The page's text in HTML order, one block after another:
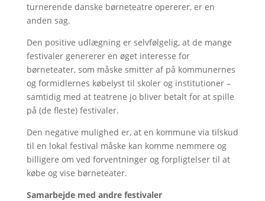
turnerende danske børneteatre opererer, er en
anden sag.
Den positive udlægning er selvfølgelig, at de mange
festivaler genererer en øget interesse for
børneteater, som måske smitter af på kommunernes
og formidlernes købelyst til skoler og institutioner –
samtidig med at teatrene jo bliver betalt for at spille
på (de fleste) festivaler.
Den negative mulighed er, at en kommune via tilskud
til en lokal festival måske kan komme nemmere og
billigere om ved forventninger og forpligtelser til at
købe og vise børneteater.
Samarbejde med andre festivaler